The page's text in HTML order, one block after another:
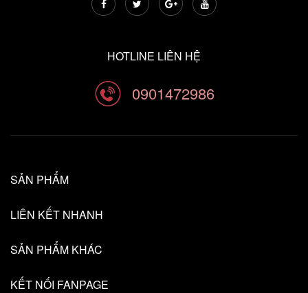
HOTLINE LIÊN HỆ
0901472986
SẢN PHẨM
LIÊN KẾT NHANH
SẢN PHẨM KHÁC
KẾT NỐI FANPAGE